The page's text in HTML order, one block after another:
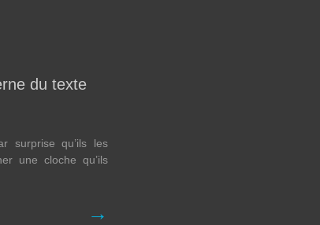
du texte
surprise qu’ils les
une cloche qu’ils
→